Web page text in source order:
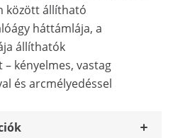
között állítható
háttámlája, a
állíthatók
kényelmes, vastag
és arcmélyedéssel